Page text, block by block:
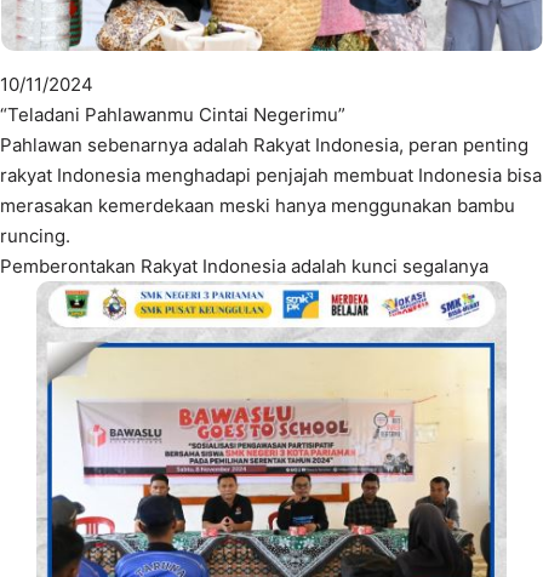
10/11/2024
“Teladani Pahlawanmu Cintai Negerimu”
Pahlawan sebenarnya adalah Rakyat Indonesia, peran penting
rakyat Indonesia menghadapi penjajah membuat Indonesia bisa
merasakan kemerdekaan meski hanya menggunakan bambu
runcing.
Pemberontakan Rakyat Indonesia adalah kunci segalanya